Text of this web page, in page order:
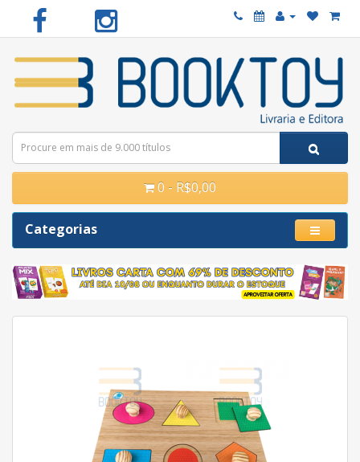
0 - R$0,00
Categorias